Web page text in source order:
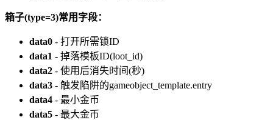
箱子(type=3)常用字段：
data0 - 打开所需锁ID
data1 - 掉落模板ID(loot_id)
data2 - 使用后消失时间(秒)
data3 - 触发陷阱的gameobject_template.entry
data4 - 最小金币
data5 - 最大金币